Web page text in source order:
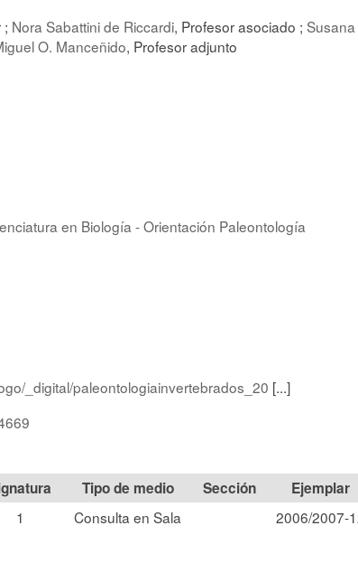
; Nora Sabattini de Riccardi, Profesor asociado ; Susana
O. Manceñido, Profesor adjunto
en Biología - Orientación Paleontología
_digital/paleontologiainvertebrados_20 [...]
Tipo de medio Sección
1 Consulta en Sala 2006/2007-